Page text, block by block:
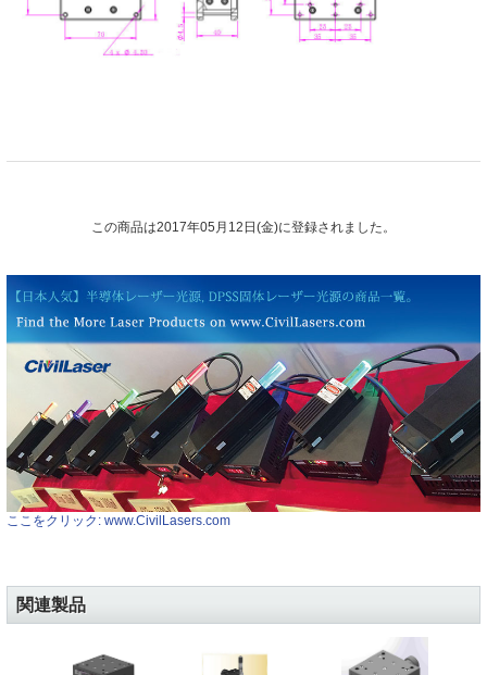
この商品は2017年05月12日(金)に登録されました。
ここをクリック: www.CivilLasers.com
関連製品